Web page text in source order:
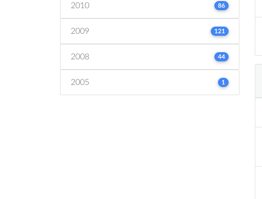
2010 86
2009 121
2008 44
2005 1